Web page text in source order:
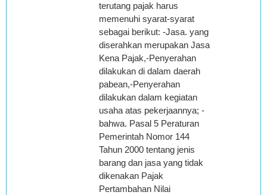
terutang pajak harus
memenuhi syarat-syarat
sebagai berikut: -Jasa. yang
diserahkan merupakan Jasa
Kena Pajak,-Penyerahan
dilakukan di dalam daerah
pabean,-Penyerahan
dilakukan dalam kegiatan
usaha atas pekerjaannya; -
bahwa. Pasal 5 Peraturan
Pemerintah Nomor 144
Tahun 2000 tentang jenis
barang dan jasa yang tidak
dikenakan Pajak
Pertambahan Nilai